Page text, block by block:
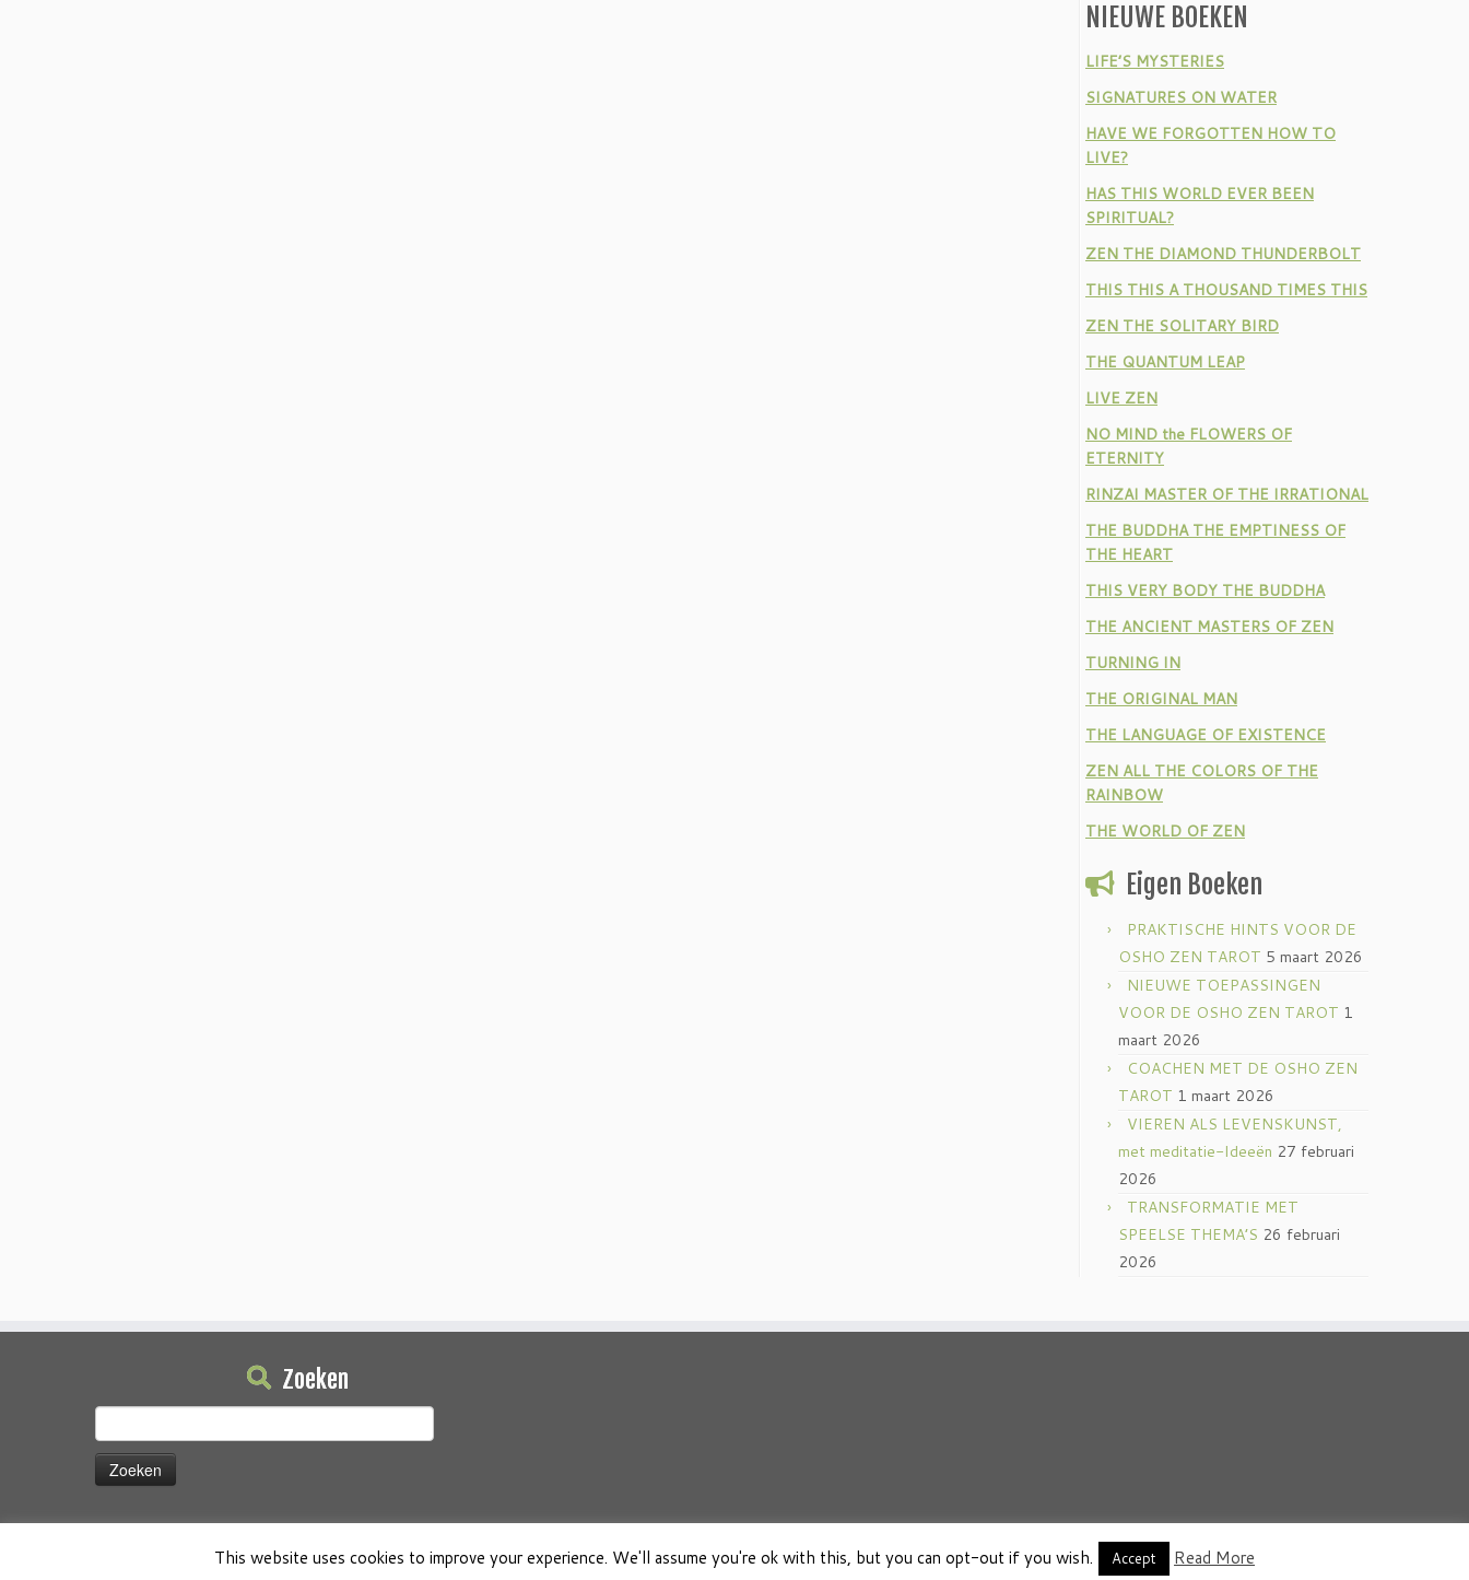
NIEUWE BOEKEN
LIFE’S MYSTERIES
SIGNATURES ON WATER
HAVE WE FORGOTTEN HOW TO
LIVE?
HAS THIS WORLD EVER BEEN
SPIRITUAL?
ZEN THE DIAMOND THUNDERBOLT
THIS THIS A THOUSAND TIMES THIS
ZEN THE SOLITARY BIRD
THE QUANTUM LEAP
LIVE ZEN
NO MIND the FLOWERS OF
ETERNITY
RINZAI MASTER OF THE IRRATIONAL
THE BUDDHA THE EMPTINESS OF
THE HEART
THIS VERY BODY THE BUDDHA
THE ANCIENT MASTERS OF ZEN
TURNING IN
THE ORIGINAL MAN
THE LANGUAGE OF EXISTENCE
ZEN ALL THE COLORS OF THE
RAINBOW
THE WORLD OF ZEN
Eigen Boeken
PRAKTISCHE HINTS VOOR DE
OSHO ZEN TAROT 5 maart 2026
NIEUWE TOEPASSINGEN
VOOR DE OSHO ZEN TAROT 1
maart 2026
COACHEN MET DE OSHO ZEN
TAROT 1 maart 2026
VIEREN ALS LEVENSKUNST,
met meditatie-Ideeën 27 februari
2026
TRANSFORMATIE MET
SPEELSE THEMA’S 26 februari
2026
Zoeken
naar:
·© 2026 Osho Boeken Besproken·Aangeboden door ·Ontworpen met deCustomizr thema ·
This website uses cookies to improve your experience. We'll assume you're ok with this, but you can opt-out if you wish. Accept Read More